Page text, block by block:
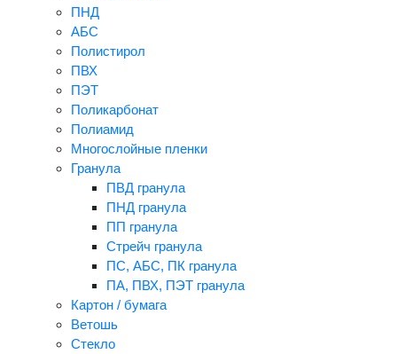
ПНД
АБС
Полистирол
ПВХ
ПЭТ
Поликарбонат
Полиамид
Многослойные пленки
Гранула
ПВД гранула
ПНД гранула
ПП гранула
Стрейч гранула
ПС, АБС, ПК гранула
ПА, ПВХ, ПЭТ гранула
Картон / бумага
Ветошь
Стекло